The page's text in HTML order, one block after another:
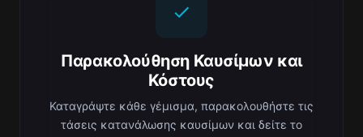
Παρακολούθηση Καυσίμων και
Κόστους
Καταγράψτε κάθε γέμισμα, παρακολουθήστε τις
τάσεις κατανάλωσης καυσίμων και δείτε το